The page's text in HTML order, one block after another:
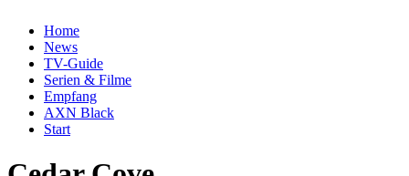
Home
News
TV-Guide
Serien & Filme
Empfang
AXN Black
Start